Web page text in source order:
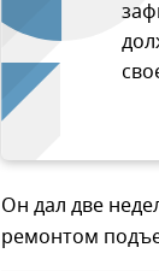
Он дал две
ремонтом